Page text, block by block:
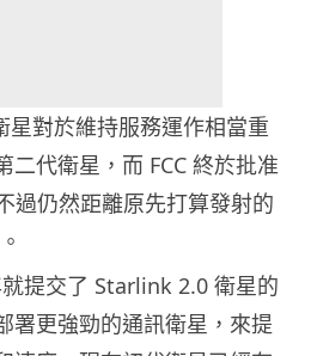
對於維持服務運作相當重
二代衛星，而 FCC 終於批准
過仍然距離原先打算發射的
提交了 Starlink 2.0 衛星的
署更強勁的通訊衛星，來提